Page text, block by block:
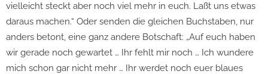
vielleicht steckt aber noch viel mehr in euch. Laßt uns etwas
daraus machen.“ Oder senden die gleichen Buchstaben, nur
anders betont, eine ganz andere Botschaft: „Auf euch haben
wir gerade noch gewartet … Ihr fehlt mir noch … Ich wundere
mich schon gar nicht mehr … Ihr werdet noch euer blaues